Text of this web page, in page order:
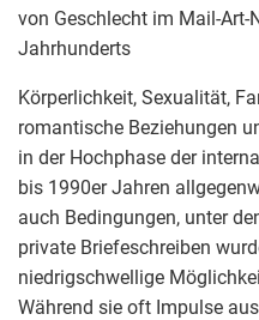
von Geschlecht im Mail-Art-
Jahrhunderts
Körperlichkeit, Sexualität,
romantische Beziehungen
in der Hochphase der
bis 1990er Jahren
auch Bedingungen, unter
private Briefeschreiben
niedrigschwellige
Während sie oft Impulse